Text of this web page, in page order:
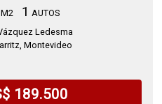
M2 1 AUTOS
Ledesma
Montevideo
189.500